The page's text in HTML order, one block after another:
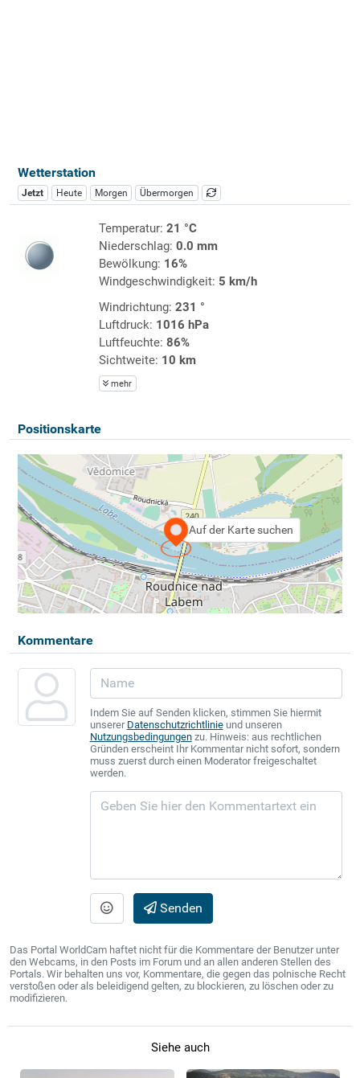
Wetterstation
Jetzt Heute Morgen Übermorgen
Temperatur: 21 °C
Niederschlag: 0.0 mm
Bewölkung: 16%
Windgeschwindigkeit: 5 km/h
Windrichtung: 231 °
Luftdruck: 1016 hPa
Luftfeuchte: 86%
Sichtweite: 10 km
mehr
Positionskarte
Auf der Karte suchen
Kommentare
Indem Sie auf Senden klicken, stimmen Sie hiermit
unserer Datenschutzrichtlinieund unseren
Nutzungsbedingungenzu. Hinweis: aus rechtlichen
Gründen erscheint Ihr Kommentar nicht sofort, sondern
muss zuerst durch einen Moderator freigeschaltet
werden.
Senden
Das Portal WorldCam haftet nicht für die Kommentare der Benutzer unter
den Webcams, in den Posts im Forum und an allen anderen Stellen des
Portals. Wir behalten uns vor, Kommentare, die gegen das polnische Recht
verstoßen oder als beleidigend gelten, zu blockieren, zu löschen oder zu
modifizieren.
Siehe auch